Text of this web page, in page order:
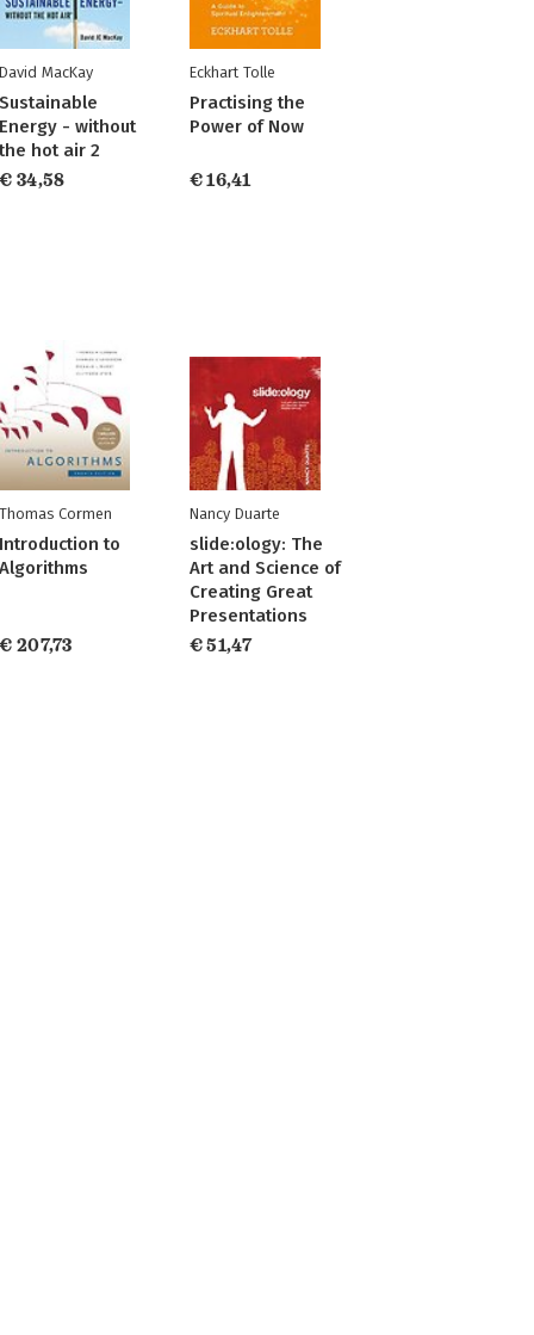
David MacKay
Sustainable
Energy - without
the hot air 2
€ 34,58
Eckhart Tolle
Practising the
Power of Now
€ 16,41
Thomas Cormen
Introduction to
Algorithms
€ 207,73
Nancy Duarte
slide:ology: The
Art and Science of
Creating Great
Presentations
€ 51,47